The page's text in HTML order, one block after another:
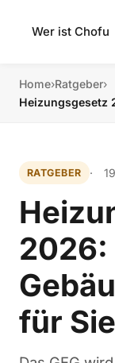
Wer ist Chofu
Home›Ratgeber›
Heizungsgesetz
RATGEBER
2026:
für